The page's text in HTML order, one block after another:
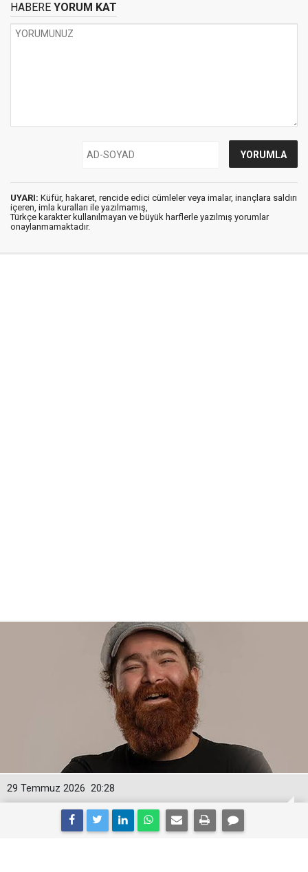
HABERE YORUM KAT
UYARI: Küfür, hakaret, rencide edici cümleler veya imalar, inançlara saldırı
içeren, imla kuralları ile yazılmamış,
Türkçe karakter kullanılmayan ve büyük harflerle yazılmış yorumlar
onaylanmamaktadır.
20:28
29 Temmuz 2026